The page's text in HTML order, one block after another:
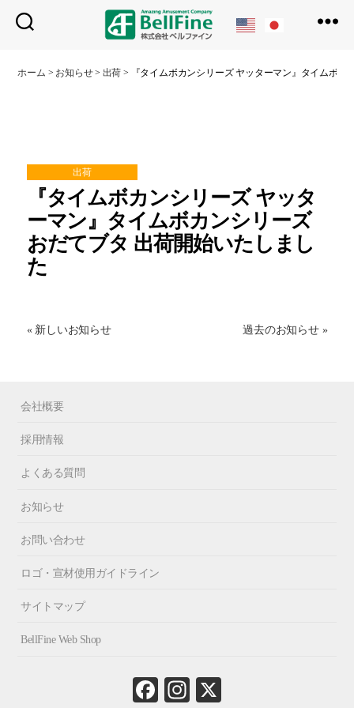
フ
ホーム > お知らせ> 出荷 > 『タイムボカンシリーズ ヤッターマン』タイムボ
出荷
『タイムボカンシリーズ ヤッタ
ーマン』タイムボカンシリーズ
おだてブタ 出荷開始いたしまし
た
« 新しいお知らせ 過去のお知らせ »
会社概要
採用情報
よくある質問
お知らせ
お問い合わせ
ロゴ・宣材使用ガイドライン
サイトマップ
BellFine Web Shop
Fa
ce
In
st